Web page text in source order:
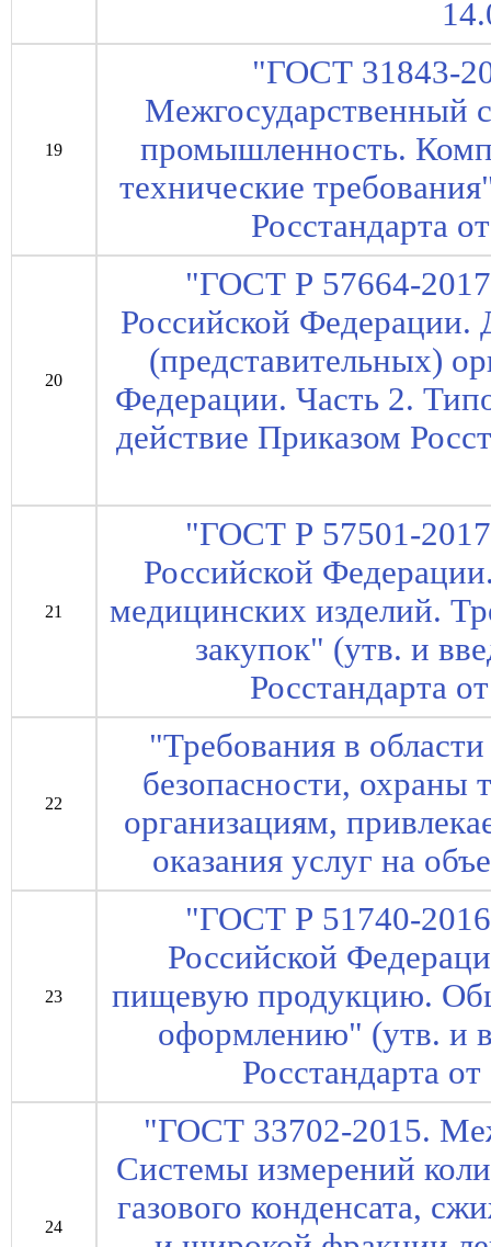
19
"ГОСТ 31843-
Межгосударственный
промышленность.
технические
Росстандарта
20
"ГОСТ Р 57664-
Российской Федерации.
(представительных)
Федерации. Часть 2.
действие Приказом
21
"ГОСТ Р 57501-
Российской
медицинских изделий.
закупок" (утв. и
Росстандарта
22
"Требования в
безопасности,
организациям,
оказания услуг на
23
"ГОСТ Р 51740-
Российской
пищевую продукцию.
оформлению" (утв. и
Росстандарта
24
"ГОСТ 33702-2015.
Системы измерений
газового конденсата,